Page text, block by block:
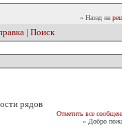
» Назад на
| Поиск
рядов
Отметить все
» Добро